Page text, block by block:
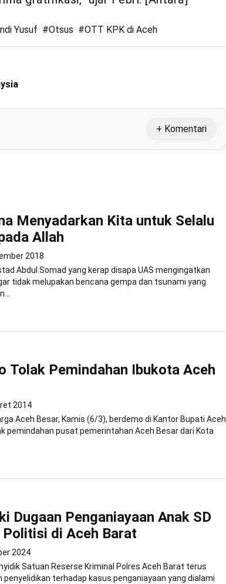
Yusuf #Otsus #OTT KPK di Aceh
+ Komentari
Menyadarkan Kita untuk Selalu
Allah
2018
Abdul Somad yang kerap disapa UAS mengingatkan
tidak melupakan bencana gempa dan tsunami yang
Tolak Pemindahan Ibukota Aceh
2014
Aceh Besar, Kamis (6/3), berdemo di Kantor Bupati Aceh
pemindahan pusat pemerintahan Aceh Besar dari Kota
Dugaan Penganiayaan Anak SD
Politisi di Aceh Barat
2024
Satuan Reserse Kriminal Polres Aceh Barat terus
penyelidikan terhadap kasus penganiayaan yang dialami